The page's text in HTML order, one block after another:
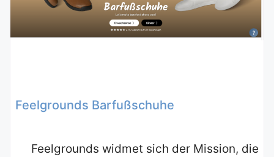
Feelgrounds Barfußschuhe
Feelgrounds widmet sich der Mission, die